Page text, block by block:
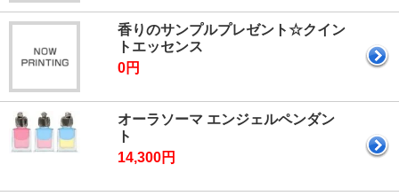
香りのサンプルプレゼント☆クイン
トエッセンス
0円
オーラソーマ エンジェルペンダン
ト
14,300円